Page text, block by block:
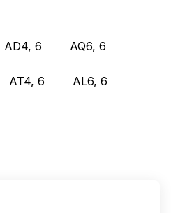
AD4, 6 AQ6, 6
AT4, 6 AL6, 6